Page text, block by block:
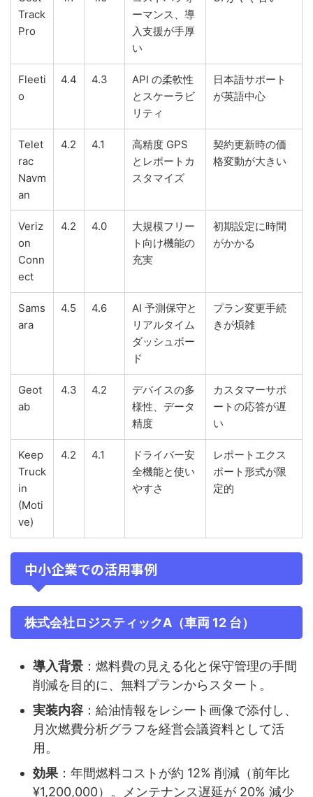
Track
Pro
ーマンス、導
入支援が手厚
い
Fleeti
o
4.4 4.3
API の柔軟性
とスケーラビ
リティ
日本語サポート
が英語中心
Telet
rac
Navm
an
4.2 4.1
高精度 GPS
とレポートカ
スタマイズ
契約更新時の価
格変動が大きい
Veriz
on
Conn
ect
4.2 4.0
大規模フリー
ト向け機能の
充実
初期設定に時間
がかかる
Sams
ara
4.5 4.6
AI 予測保守と
リアルタイム
ダッシュボー
ド
プラン変更手続
きが煩雑
Geot
ab
4.3 4.2
デバイスの多
様性、データ
精度
カスタマーサポ
ートの応答が遅
い
Keep
Truck
in
(Moti
ve)
4.2 4.1
ドライバー安
全機能と使い
やすさ
レポートエクス
ポート形式が限
定的
中小企業での活用事例
株式会社ロジスティックA（車両 12 台）
導入背景 ：燃料費の見える化と保守管理の手間
削減を目的に、無料プランからスタート。
実装内容 ：給油情報をレシート画像で添付し、
月次燃費分析グラフを経営会議資料として活
用。
効果 ：年間燃料コストが約 12% 削減（前年比
¥1,200,000）。メンテナンス遅延が 20% 減少